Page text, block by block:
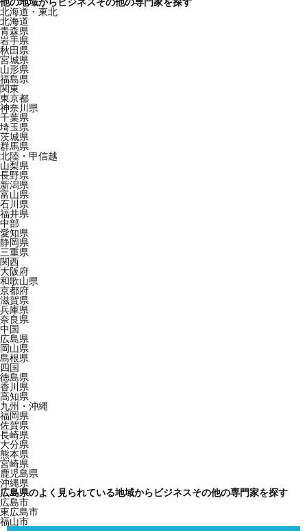
北海道・東北
北海道
青森県
岩手県
秋田県
宮城県
山形県
福島県
関東
東京都
神奈川県
千葉県
埼玉県
茨城県
群馬県
北陸・甲信越
山梨県
長野県
新潟県
富山県
石川県
福井県
中部
愛知県
静岡県
三重県
関西
大阪府
和歌山県
京都府
滋賀県
兵庫県
奈良県
中国
広島県
岡山県
島根県
四国
徳島県
香川県
高知県
九州・沖縄
福岡県
佐賀県
長崎県
大分県
熊本県
宮崎県
鹿児島県
沖縄県
広島県のよく見られている地域からビジネスその他の専門家を探す
広島市
東広島市
福山市